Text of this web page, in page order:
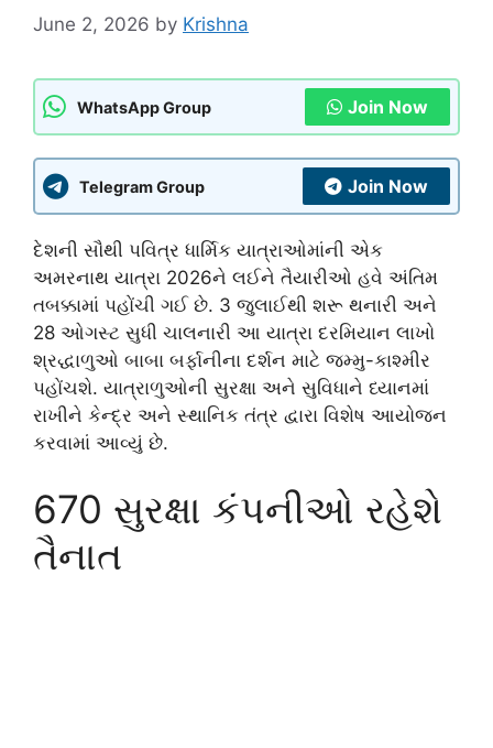
June 2, 2026 by Krishna
WhatsApp Group Join Now
Telegram Group Join Now
દેશની સૌથી પવિત્ર ધાર્મિક યાત્રાઓમાંની એક
અમરનાથ યાત્રા 2026ને લઈને તૈયારીઓ હવે અંતિમ
તબક્કામાં પહોંચી ગઈ છે. 3 જુલાઈથી શરૂ થનારી અને
28 ઓગસ્ટ સુધી ચાલનારી આ યાત્રા દરમિયાન લાખો
શ્રદ્ધાળુઓ બાબા બર્ફાનીના દર્શન માટે જમ્મુ-કાશ્મીર
પહોંચશે. યાત્રાળુઓની સુરક્ષા અને સુવિધાને ધ્યાનમાં
રાખીને કેન્દ્ર અને સ્થાનિક તંત્ર દ્વારા વિશેષ આયોજન
કરવામાં આવ્યું છે.
670 સુરક્ષા કંપનીઓ રહેશે
તૈનાત